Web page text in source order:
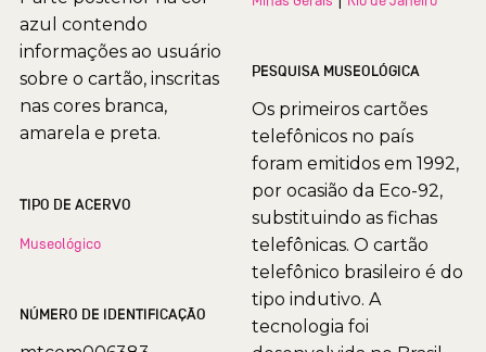
azul contendo
informações ao usuário
sobre o cartão, inscritas
nas cores branca,
amarela e preta.
TIPO DE ACERVO
Museológico
NÚMERO DE IDENTIFICAÇÃO
PESQUISA MUSEOLÓGICA
Os primeiros cartões
telefônicos no país
foram emitidos em 1992,
por ocasião da Eco-92,
substituindo as fichas
telefônicas. O cartão
telefônico brasileiro é do
tipo indutivo. A
tecnologia foi